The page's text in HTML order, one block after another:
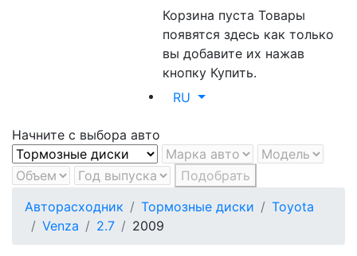
Корзина пустаТовары
появятся здесь как только
вы добавите их нажав
кнопку Купить.
RU
Начните с выбора авто
Подобрать
Авторасходник
Тормозные диски
Toyota
Venza
2.7 2009